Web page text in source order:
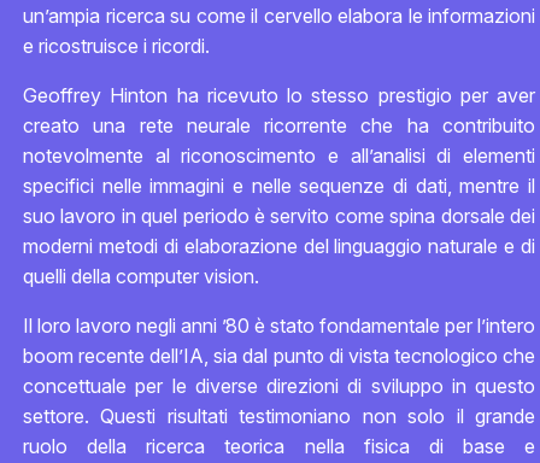
un’ampia ricerca su come il cervello elabora le informazioni
e ricostruisce i ricordi.
Geoffrey Hinton ha ricevuto lo stesso prestigio per aver
creato una rete neurale ricorrente che ha contribuito
notevolmente al riconoscimento e all’analisi di elementi
specifici nelle immagini e nelle sequenze di dati, mentre il
suo lavoro in quel periodo è servito come spina dorsale dei
moderni metodi di elaborazione del linguaggio naturale e di
quelli della computer vision.
Il loro lavoro negli anni ’80 è stato fondamentale per l’intero
boom recente dell’IA, sia dal punto di vista tecnologico che
concettuale per le diverse direzioni di sviluppo in questo
settore. Questi risultati testimoniano non solo il grande
ruolo della ricerca teorica nella fisica di base e